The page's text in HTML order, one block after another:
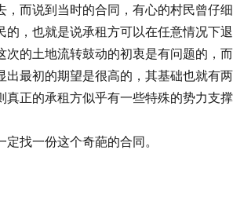
，而说到当时的合同，有心的村民曾仔
的，也就是说承租方可以在任意情况下
次的土地流转鼓动的初衷是有问题的，
出最初的期望是很高的，其基础也就有
真正的承租方似乎有一些特殊的势力支撑
定找一份这个奇葩的合同。